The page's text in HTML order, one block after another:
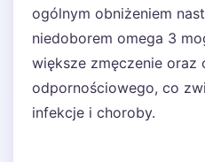
ogólnym obniżeniem
niedoborem omega 3
większe zmęczenie oraz
odpornościowego, co
infekcje i choroby.